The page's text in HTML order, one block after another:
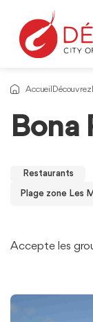
Accueil Découvrez
Bona
Restaurants
Plage zone Les
Accepte les